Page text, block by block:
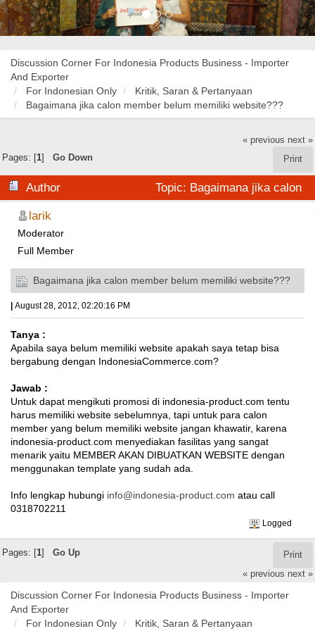
Discussion Corner For Indonesia Products Business - Importer
And Exporter
For Indonesian Only
Kritik, Saran & Pertanyaan
Bagaimana jika calon member belum memiliki website???
« previous next »
Print
Pages: [1] Go Down
Author
Topic: Bagaimana jika calon
member belum memiliki website??? (Read 32500 times)
larik
Moderator
Full Member
Bagaimana jika calon member belum memiliki website???
| August 28, 2012, 02:20:16 PM
Tanya :
Apabila saya belum memiliki website apakah saya tetap bisa
bergabung dengan IndonesiaCommerce.com?
Jawab :
Untuk dapat mengikuti promosi di indonesia-product.com tentu
harus memiliki website sebelumnya, tapi untuk para calon
member yang belum memiliki website jangan khawatir, karena
indonesia-product.com menyediakan fasilitas yang sangat
menarik yaitu MEMBER AKAN DIBUATKAN WEBSITE dengan
menggunakan template yang sudah ada.
Info lengkap hubungi info@indonesia-product.com atau call
0318702211
Logged
Print
Pages: [ 1] Go Up
« previous next »
Discussion Corner For Indonesia Products Business - Importer
And Exporter
For Indonesian Only
Kritik, Saran & Pertanyaan